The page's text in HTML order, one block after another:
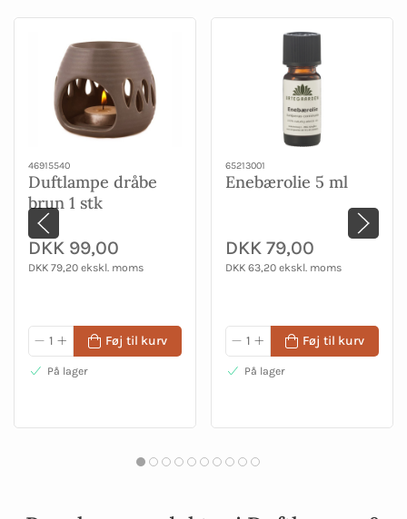
46915540
Duftlampe dråbe
brun 1 stk
DKK 99,00
DKK 79,20 ekskl. moms
Føj til kurv
På lager
65213001
Enebærolie 5 ml
DKK 79,00
DKK 63,20 ekskl. moms
Føj til kurv
På lager